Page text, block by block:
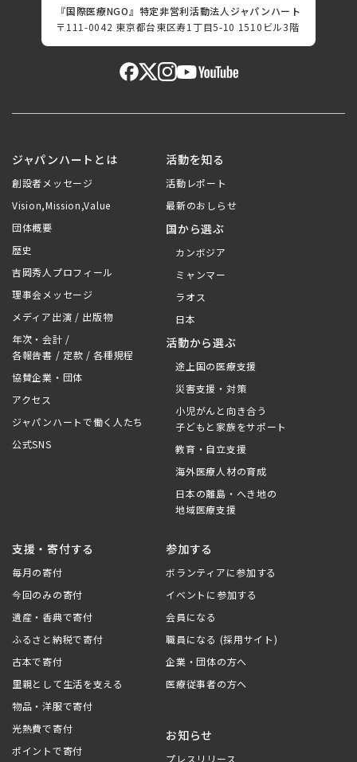
『国際医療NGO』特定非営利活動法人ジャパンハート
〒111-0042 東京都台東区寿1丁目5-10 1510ビル3階
ジャパンハートとは
創設者メッセージ
Vision,Mission,Value
団体概要
歴史
吉岡秀人プロフィール
理事会メッセージ
メディア出演 / 出版物
年次・会計 /
各報告書 / 定款 / 各種規程
協賛企業・団体
アクセス
ジャパンハートで働く人たち
公式SNS
活動を知る
活動レポート
最新のおしらせ
国から選ぶ
カンボジア
ミャンマー
ラオス
日本
活動から選ぶ
途上国の医療支援
災害支援・対策
小児がんと向き合う
子どもと家族をサポート
教育・自立支援
海外医療人材の育成
日本の離島・へき地の
地域医療支援
支援・寄付する
毎月の寄付
今回のみの寄付
遺産・香典で寄付
ふるさと納税で寄付
古本で寄付
里親として生活を支える
物品・洋服で寄付
光熱費で寄付
ポイントで寄付
参加する
ボランティアに参加する
イベントに参加する
会員になる
職員になる (採用サイト)
企業・団体の方へ
医療従事者の方へ
お知らせ
プレスリリース